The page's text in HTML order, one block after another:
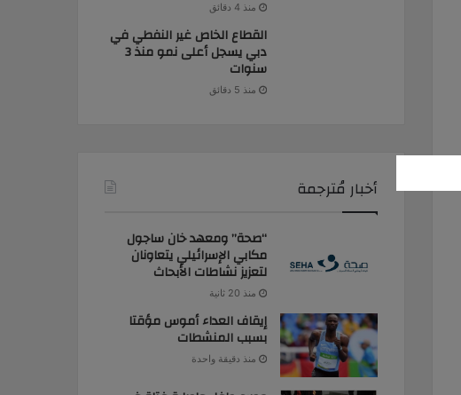
منذ 4 دقائق
القطاع الخاص غير النفطي في
دبي يسجل أعلى نمو منذ 3
سنوات
منذ 5 دقائق
أخبار مُترجمة
“صحة” ومعهد خان ساجول
مكابي الإسرائيلي يتعاونان
لتعزيز نشاطات الأبحاث
منذ 20 ثانية
إيقاف العداء أموس مؤقتا
بسبب المنشطات
منذ دقيقة واحدة